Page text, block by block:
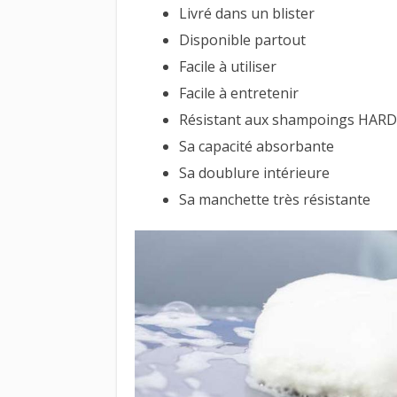
Livré dans un blister
Disponible partout
Facile à utiliser
Facile à entretenir
Résistant aux shampoings HARD
Sa capacité absorbante
Sa doublure intérieure
Sa manchette très résistante